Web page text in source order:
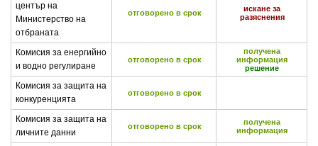
център на
Министерство на
отбраната
отговорено в срок
искане за
разяснения
Комисия за енергийно
и водно регулиране
отговорено в срок
получена
информация
решение
Комисия за защита на
конкуренцията
отговорено в срок
Комисия за защита на
личните данни
отговорено в срок
получена
информация